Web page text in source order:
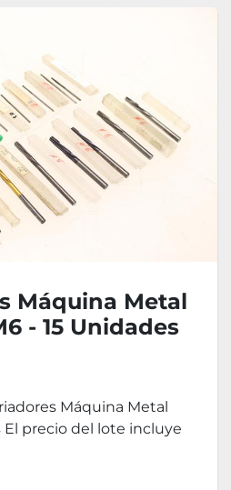
Máquina Metal
- 15 Unidades
Máquina Metal
El precio del lote incluye